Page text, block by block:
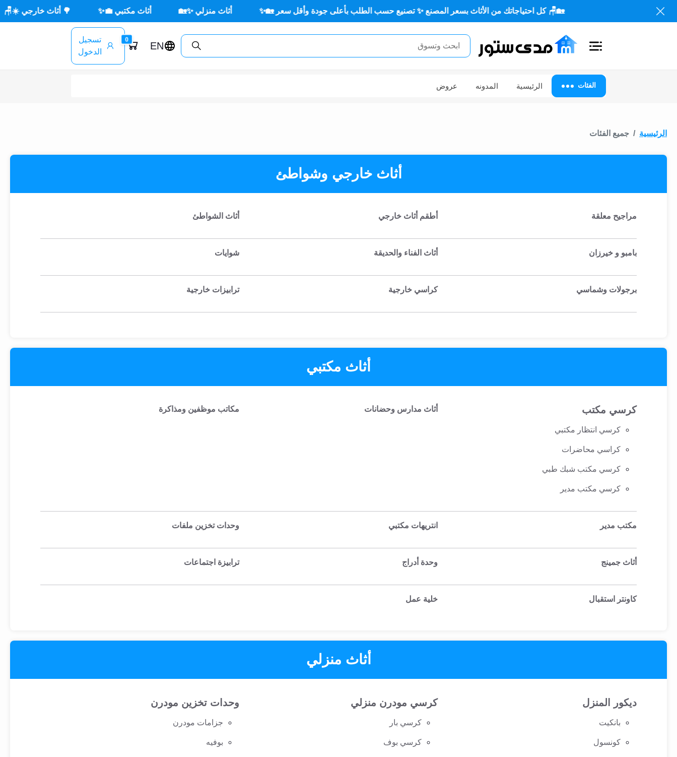
🏡🪑 كل احتياجاتك من الأثاث بسعر المصنع ✨ تصنيع حسب الطلب بأعلى جودة وأقل سعر 🏡✨ أثاث منزلي ✨🏡 أثاث مكتبي 💼✨ 🌳 أثاث خارجي ☀️🪑 جديد
EN
0
تسجيل
الدخول
أثاث
خارجي
أثاث
نظافة
الفئات الرئيسية المدونه عروض
الرئيسية جميع الفئات
أثاث خارجي وشواطئ
مراجيح معلقة أطقم أثاث خارجي أثاث الشواطئ
بامبو و خيرزان أثاث الفناء والحديقة شوايات
برجولات وشماسي كراسي خارجية ترابيزات خارجية
أثاث مكتبي
كرسي مكتب
كرسي انتظار مكتبي
كراسي محاضرات
كرسي مكتب شبك طبي
كرسي مكتب مدير
أثاث مدارس وحضانات مكاتب موظفين ومذاكرة
مكتب مدير انتريهات مكتبي وحدات تخزين ملفات
أثاث جمينج وحدة أدراج ترابيزة اجتماعات
كاونتر استقبال خلية عمل
أثاث منزلي
ديكور المنزل
بانكيت
كونسول
كرسي مودرن منزلي
كرسي بار
كرسي بوف
وحدات تخزين مودرن
جزامات مودرن
بوفيه